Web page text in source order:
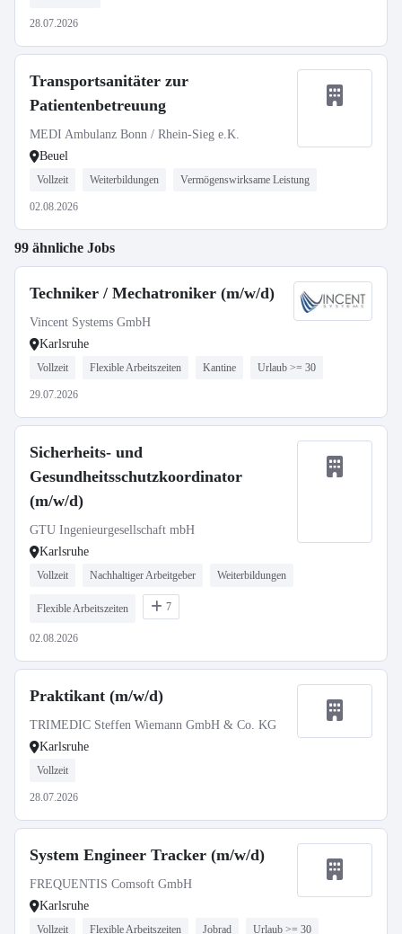
28.07.2026
Transportsanitäter zur
Patientenbetreuung
MEDI Ambulanz Bonn / Rhein-Sieg e.K.
Beuel
Vollzeit Weiterbildungen Vermögenswirksame Leistung
02.08.2026
99 ähnliche Jobs
Techniker / Mechatroniker (m/w/d)
Vincent Systems GmbH
Karlsruhe
Vollzeit Flexible Arbeitszeiten Kantine Urlaub >= 30
29.07.2026
Sicherheits- und
Gesundheitsschutzkoordinator
(m/w/d)
GTU Ingenieurgesellschaft mbH
Karlsruhe
Vollzeit Nachhaltiger Arbeitgeber Weiterbildungen
Flexible Arbeitszeiten 7
02.08.2026
Praktikant (m/w/d)
TRIMEDIC Steffen Wiemann GmbH & Co. KG
Karlsruhe
Vollzeit
28.07.2026
System Engineer Tracker (m/w/d)
FREQUENTIS Comsoft GmbH
Karlsruhe
Vollzeit Flexible Arbeitszeiten Jobrad Urlaub >= 30